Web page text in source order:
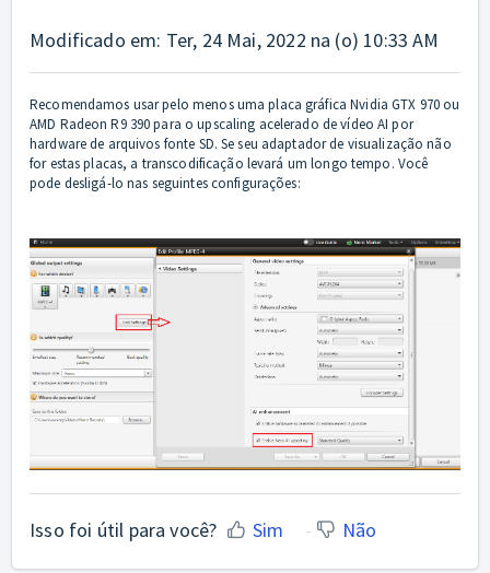
Modificado em: Ter, 24 Mai, 2022 na (o) 10:33 AM
Recomendamos usar pelo menos uma placa gráfica Nvidia GTX 970 ou
AMD Radeon R9 390 para o upscaling acelerado de vídeo AI por
hardware de arquivos fonte SD. Se seu adaptador de visualização não
for estas placas, a transcodificação levará um longo tempo. Você
pode desligá-lo nas seguintes configurações:
Isso foi útil para você? Sim Não